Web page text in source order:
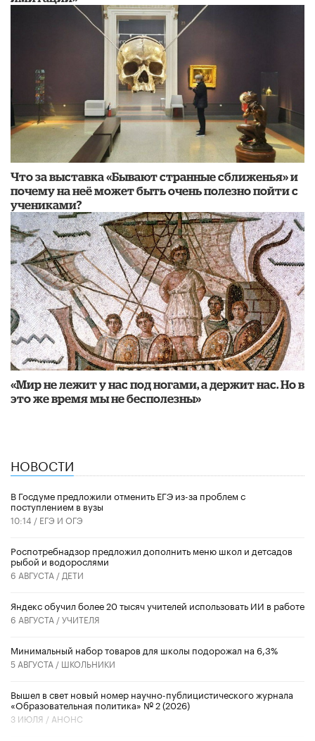
Что за выставка «Бывают странные сближенья» и
почему на неё может быть очень полезно пойти с
учениками?
«Мир не лежит у нас под ногами, а держит нас. Но в
это же время мы не бесполезны»
НОВОСТИ
В Госдуме предложили отменить ЕГЭ из-за проблем с
поступлением в вузы
10:14 / ЕГЭ И ОГЭ
Роспотребнадзор предложил дополнить меню школ и детсадов
рыбой и водорослями
6 АВГУСТА / ДЕТИ
​Яндекс обучил более 20 тысяч учителей использовать ИИ в работе
6 АВГУСТА /УЧИТЕЛЯ
Минимальный набор товаров для школы подорожал на 6,3%
5 АВГУСТА / ШКОЛЬНИКИ
Вышел в свет новый номер научно-публицистического журнала
«Образовательная политика» № 2 (2026)
3 ИЮЛЯ / АНОНС